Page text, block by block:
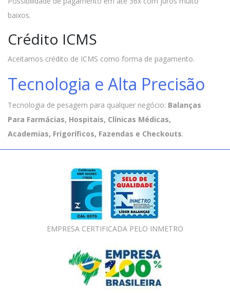
baixos.
Crédito ICMS
Aceitamos crédito de ICMS como forma de pagamento.
Tecnologia e Alta Precisão
Tecnologia de pesagem para qualquer negócio: Balanças
Para Farmácias, Hospitais, Clínicas Médicas,
Academias, Frigoríficos, Fazendas e Checkouts.
EMPRESA CERTIFICADA PELO INMETRO